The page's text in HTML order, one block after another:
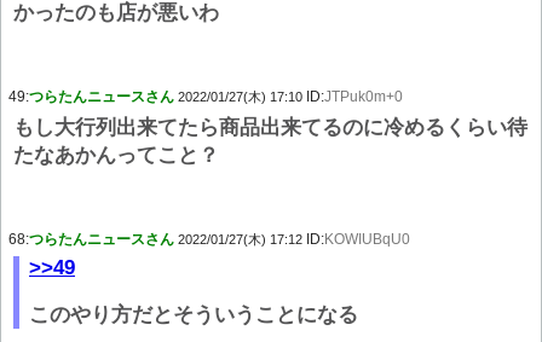
かったのも店が悪いわ
49:つらたんニュースさん 2022/01/27(木) 17:10 ID:JTPuk0m+0
もし大行列出来てたら商品出来てるのに冷めるくらい待
たなあかんってこと？
68:つらたんニュースさん 2022/01/27(木) 17:12 ID:KOWIUBqU0
>>49
このやり方だとそういうことになる